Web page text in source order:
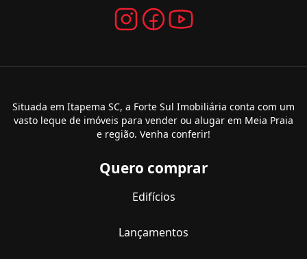
Situada em Itapema SC, a Forte Sul Imobiliária conta com um
vasto leque de imóveis para vender ou alugar em Meia Praia
e região. Venha conferir!
Quero comprar
Edifícios
Lançamentos